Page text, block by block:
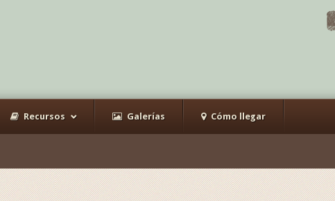
Recursos Galerías Cómo llegar